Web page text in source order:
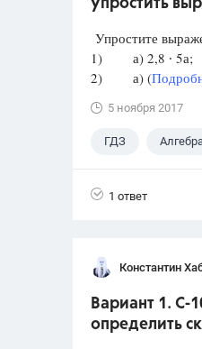
упростить
Упростите
1) а) 2,8 ∙
2) а) (
5 ноября 2017
ГДЗ
1 ответ
Константин
Вариант 1. С-
определить